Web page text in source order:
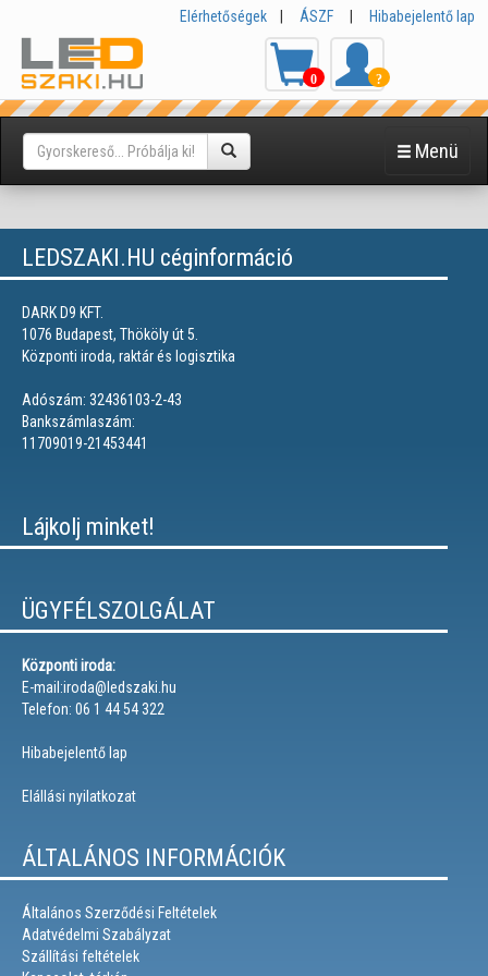
Elérhetőségek ÁSZF Hibabejelentő lap
0 ?
Menü
LEDSZAKI.HU céginformáció
DARK D9 KFT.
1076 Budapest, Thököly út 5.
Központi iroda, raktár és logisztika
Adószám: 32436103-2-43
Bankszámlaszám:
11709019-21453441
Lájkolj minket!
ÜGYFÉLSZOLGÁLAT
Központi iroda:
E-mail:iroda@ledszaki.hu
Telefon: 06 1 44 54 322
Hibabejelentő lap
Elállási nyilatkozat
ÁLTALÁNOS INFORMÁCIÓK
Általános Szerződési Feltételek
Adatvédelmi Szabályzat
Szállítási feltételek